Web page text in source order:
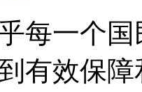
每一个
有效保